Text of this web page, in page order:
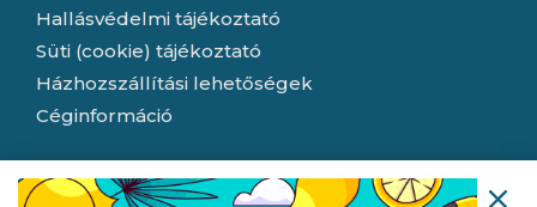
Hallásvédelmi tájékoztató
Süti (cookie) tájékoztató
Házhozszállítási lehetőségek
Céginformáció
Nyitvatartás